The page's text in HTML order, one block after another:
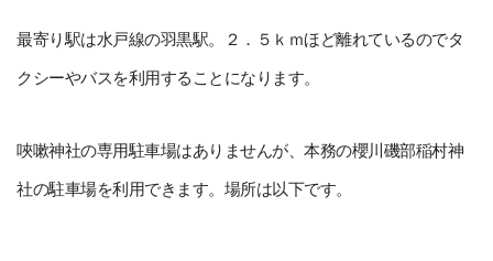
最寄り駅は水戸線の羽黒駅。２．５ｋｍほど離れているのでタ
クシーやバスを利用することになります。
唊嗽神社の専用駐車場はありませんが、本務の櫻川磯部稲村神
社の駐車場を利用できます。場所は以下です。